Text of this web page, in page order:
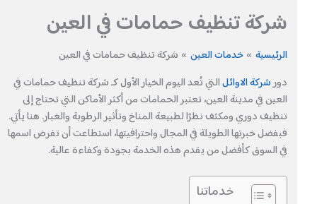
شركة تنظيف حمامات في العين
الرئيسية خدمات العين
شركة تنظيف حمامات في العين
دورشركة الاوائلالتي تُعد اليوم الخيار الأول كـ شركة تنظيف حمامات في
العين في مدينة العين، تعتبر الحمامات من أكثر الأماكن التي تحتاج إلى
تنظيف دوري ومكثف نظرًا لطبيعة المناخ وتأثير الرطوبة والغبار. هنا يأتي.
فبفضل خبرتها الطويلة في المجال واحترافيتها، استطاعت أن تفرض اسمها
في السوق كأفضل من يقدم هذه الخدمة بجودة وكفاءة عالية.
خدماتنا